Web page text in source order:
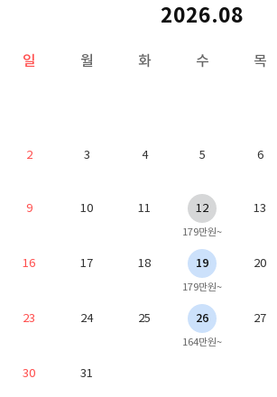
2026.08
일 월 화 수 목
2 3 4 5 6
9 10 11 12
179만원~
13
16 17 18 19
179만원~
20
23 24 25 26
164만원~
27
30 31